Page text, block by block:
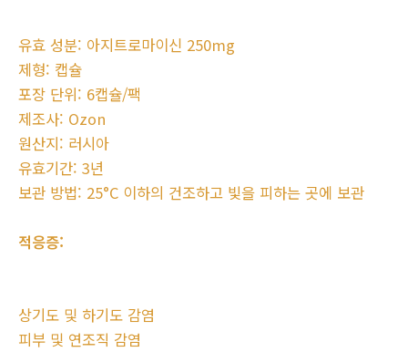
유효 성분: 아지트로마이신 250mg
제형: 캡슐
포장 단위: 6캡슐/팩
제조사: Ozon
원산지: 러시아
유효기간: 3년
보관 방법: 25°C 이하의 건조하고 빛을 피하는 곳에 보관
적응증:
상기도 및 하기도 감염
피부 및 연조직 감염